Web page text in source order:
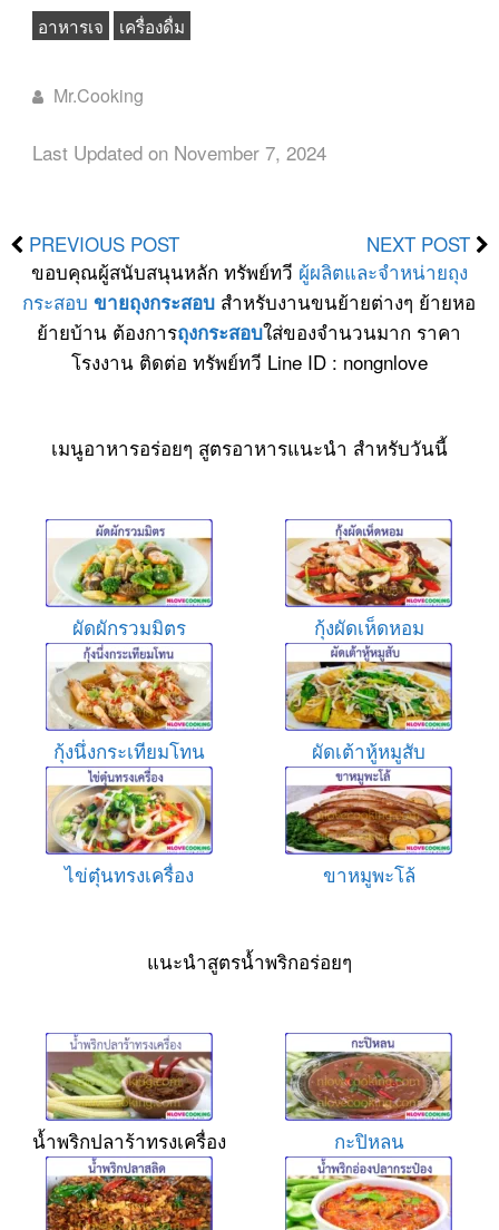
อาหารเจ เครื่องดื่ม
Mr.Cooking
Last Updated on November 7, 2024
PREVIOUS POST
NEXT POST
ขอบคุณผู้สนับสนุนหลัก ทรัพย์ทวี ผู้ผลิตและจำหน่ายถุง
กระสอบ ขายถุงกระสอบ สำหรับงานขนย้ายต่างๆ ย้ายหอ
ย้ายบ้าน ต้องการถุงกระสอบใส่ของจำนวนมาก ราคา
โรงงาน ติดต่อ ทรัพย์ทวี Line ID : nongnlove
เมนูอาหารอร่อยๆ สูตรอาหารแนะนำ สำหรับวันนี้
ผัดผักรวมมิตร กุ้งผัดเห็ดหอม
กุ้งนึ่งกระเทียมโทน ผัดเต้าหู้หมูสับ
ไข่ตุ๋นทรงเครื่อง ขาหมูพะโล้
แนะนำสูตรน้ำพริกอร่อยๆ
น้ำพริกปลาร้าทรงเครื่อง กะปิหลน